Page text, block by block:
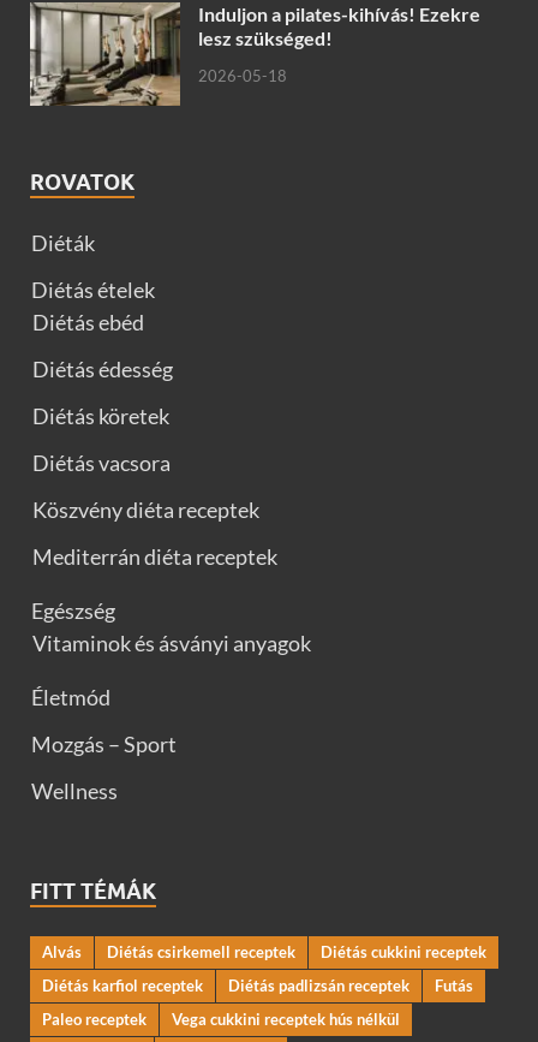
Induljon a pilates-kihívás! Ezekre
lesz szükséged!
2026-05-18
ROVATOK
Diéták
Diétás ételek
Diétás ebéd
Diétás édesség
Diétás köretek
Diétás vacsora
Köszvény diéta receptek
Mediterrán diéta receptek
Egészség
Vitaminok és ásványi anyagok
Életmód
Mozgás – Sport
Wellness
FITT TÉMÁK
Alvás Diétás csirkemell receptek
Diétás cukkini receptek
Diétás karfiol receptek
Diétás padlizsán receptek
Futás
Paleo receptek
Vega cukkini receptek hús nélkül